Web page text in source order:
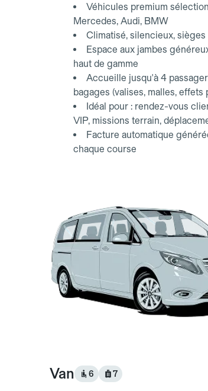
Véhicules premium
Mercedes, Audi, BMW
Climatisé, silencieux,
Espace aux jambes
haut de gamme
Accueille jusqu'à 4
bagages (valises, malles, effets
Idéal pour : rendez-vous
VIP, missions terrain,
Facture automatique
chaque course
Van 6 7